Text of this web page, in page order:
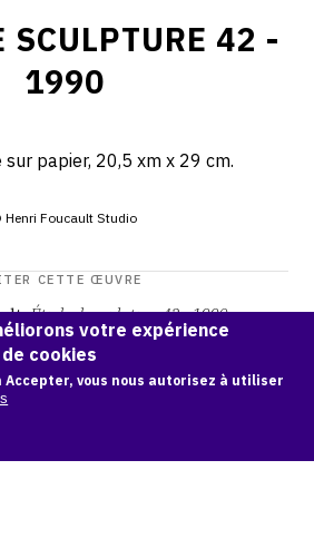
SCULPTURE 42 -
1990
sur papier, 20,5 xm x 29 cm.
Henri Foucault Studio
CETTE ŒUVRE
Étude de sculpture 42 - 1990.
Henri Foucault, OAM.
LA CITATION
votre expérience
cookies
Accepter, vous nous autorisez à utiliser